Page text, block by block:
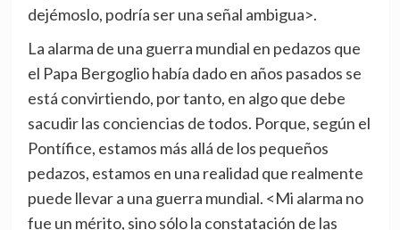
dejémoslo, podría ser una señal ambigua>.
La alarma de una guerra mundial en pedazos que
el Papa Bergoglio había dado en años pasados se
está convirtiendo, por tanto, en algo que debe
sacudir las conciencias de todos. Porque, según el
Pontífice, estamos más allá de los pequeños
pedazos, estamos en una realidad que realmente
puede llevar a una guerra mundial. <Mi alarma no
fue un mérito, sino sólo la constatación de las